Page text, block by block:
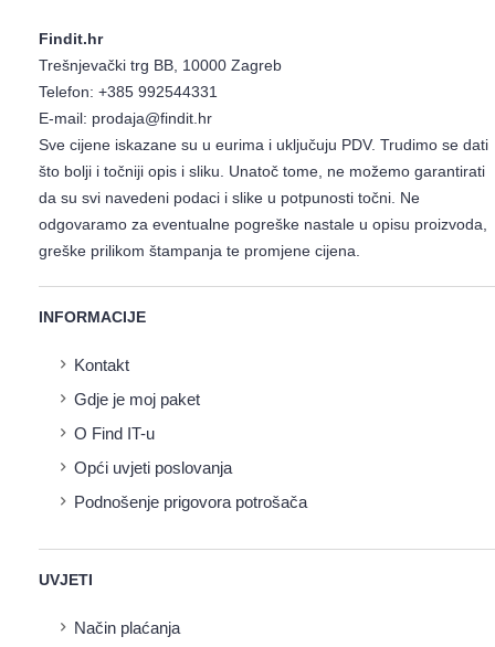
Findit.hr
Trešnjevački trg BB, 10000 Zagreb
Telefon: +385 992544331
E-mail: prodaja@findit.hr
Sve cijene iskazane su u eurima i uključuju PDV. Trudimo se dati
što bolji i točniji opis i sliku. Unatoč tome, ne možemo garantirati
da su svi navedeni podaci i slike u potpunosti točni. Ne
odgovaramo za eventualne pogreške nastale u opisu proizvoda,
greške prilikom štampanja te promjene cijena.
INFORMACIJE
Kontakt
Gdje je moj paket
O Find IT-u
Opći uvjeti poslovanja
Podnošenje prigovora potrošača
UVJETI
Način plaćanja